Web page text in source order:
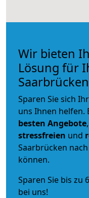
Wir bieten
Lösung für
Sparen Sie sich
uns Ihnen helfen.
besten Angebote
stressfreien und
Saarbrücken
können.
Sparen Sie bis zu
bei uns!